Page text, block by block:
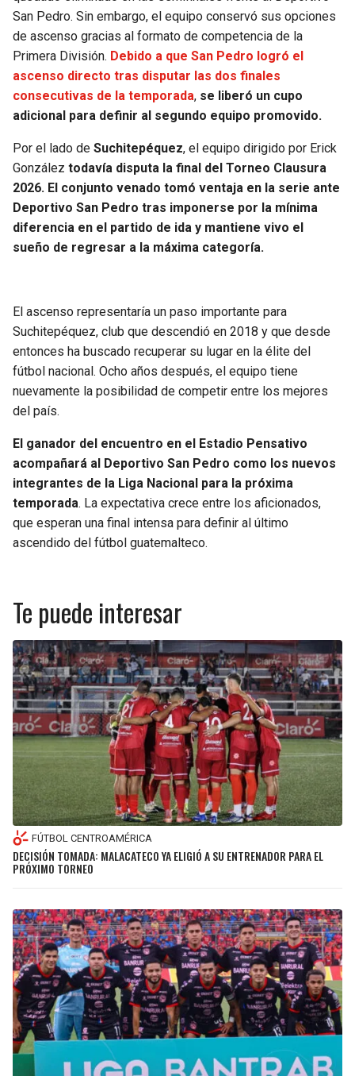
San Pedro. Sin embargo, el equipo conservó sus opciones
de ascenso gracias al formato de competencia de la
Primera División. Debido a que San Pedro logró el
ascenso directo tras disputar las dos finales
consecutivas de la temporada, se liberó un cupo
adicional para definir al segundo equipo promovido.
Por el lado de Suchitepéquez, el equipo dirigido por Erick
González todavía disputa la final del Torneo Clausura
2026. El conjunto venado tomó ventaja en la serie ante
Deportivo San Pedro tras imponerse por la mínima
diferencia en el partido de ida y mantiene vivo el
sueño de regresar a la máxima categoría.
El ascenso representaría un paso importante para
Suchitepéquez, club que descendió en 2018 y que desde
entonces ha buscado recuperar su lugar en la élite del
fútbol nacional. Ocho años después, el equipo tiene
nuevamente la posibilidad de competir entre los mejores
del país.
El ganador del encuentro en el Estadio Pensativo
acompañará al Deportivo San Pedro como los nuevos
integrantes de la Liga Nacional para la próxima
temporada. La expectativa crece entre los aficionados,
que esperan una final intensa para definir al último
ascendido del fútbol guatemalteco.
Te puede interesar
FÚTBOL CENTROAMÉRICA
DECISIÓN TOMADA: MALACATECO YA ELIGIÓ A SU ENTRENADOR PARA EL
PRÓXIMO TORNEO